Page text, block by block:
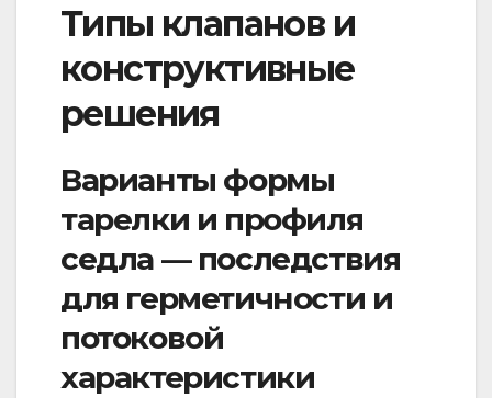
Типы клапанов и
конструктивные
решения
Варианты формы
тарелки и профиля
седла — последствия
для герметичности и
потоковой
характеристики